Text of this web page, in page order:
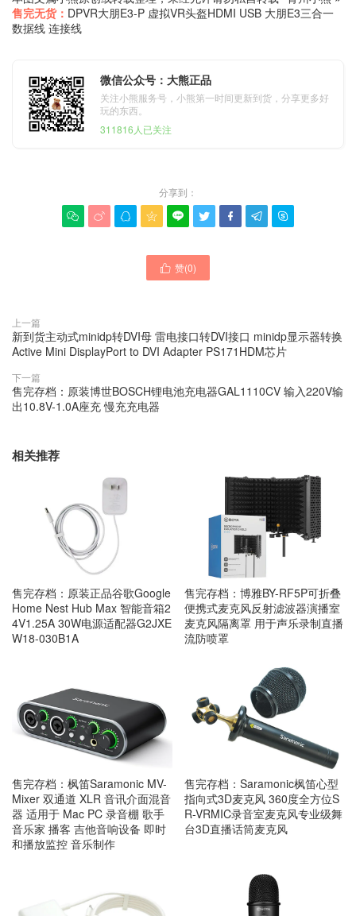
售完无货： DPVR大朋E3-P 虚拟VR头盔HDMI USB 大朋E3三合一
数据线 连接线
微信公众号：大熊正品
关注小熊服务号，小熊第一时间更新到货，分享更多好
玩的东西。
311816人已关注
分享到：
        
 赞(0)
上一篇
新到货主动式minidp转DVI母 雷电接口转DVI接口 minidp显示器转换
Active Mini DisplayPort to DVI Adapter PS171HDM芯片
下一篇
售完存档：原装博世BOSCH锂电池充电器GAL1110CV 输入220V输
出10.8V-1.0A座充 慢充充电器
相关推荐
售完存档：原装正品谷歌Google
Home Nest Hub Max 智能音箱2
4V1.25A 30W电源适配器G2JXE
W18-030B1A
售完存档：博雅BY-RF5P可折叠
便携式麦克风反射滤波器演播室
麦克风隔离罩 用于声乐录制直播
流防喷罩
售完存档：枫笛Saramonic MV-
Mixer 双通道 XLR 音讯介面混音
器 适用于 Mac PC 录音棚 歌手
音乐家 播客 吉他音响设备 即时
和播放监控 音乐制作
售完存档：Saramonic枫笛心型
指向式3D麦克风 360度全方位S
R-VRMIC录音室麦克风专业级舞
台3D直播话筒麦克风